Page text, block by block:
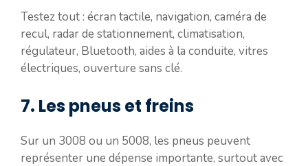
Testez tout : écran tactile, navigation, caméra de
recul, radar de stationnement, climatisation,
régulateur, Bluetooth, aides à la conduite, vitres
électriques, ouverture sans clé.
7. Les pneus et freins
Sur un 3008 ou un 5008, les pneus peuvent
représenter une dépense importante, surtout avec